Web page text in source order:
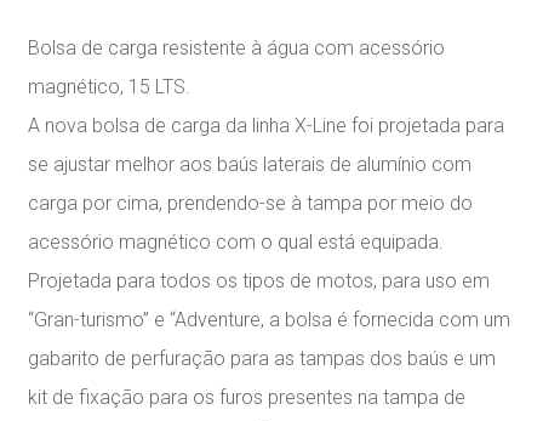
Bolsa de carga resistente à água com acessório
magnético, 15 LTS.
A nova bolsa de carga da linha X-Line foi projetada para
se ajustar melhor aos baús laterais de alumínio com
carga por cima, prendendo-se à tampa por meio do
acessório magnético com o qual está equipada.
Projetada para todos os tipos de motos, para uso em
“Gran-turismo” e “Adventure, a bolsa é fornecida com um
gabarito de perfuração para as tampas dos baús e um
kit de fixação para os furos presentes na tampa de